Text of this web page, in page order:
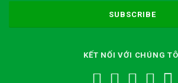
KẾT NỐI VỚI CHÚNG